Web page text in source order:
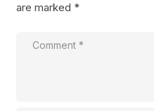
are marked *